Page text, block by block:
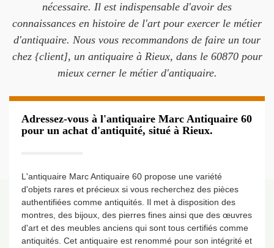
nécessaire. Il est indispensable d'avoir des
connaissances en histoire de l'art pour exercer le métier
d'antiquaire. Nous vous recommandons de faire un tour
chez {client], un antiquaire à Rieux, dans le 60870 pour
mieux cerner le métier d'antiquaire.
Adressez-vous à l'antiquaire Marc Antiquaire 60
pour un achat d'antiquité, situé à Rieux.
L'antiquaire Marc Antiquaire 60 propose une variété
d'objets rares et précieux si vous recherchez des pièces
authentifiées comme antiquités. Il met à disposition des
montres, des bijoux, des pierres fines ainsi que des œuvres
d'art et des meubles anciens qui sont tous certifiés comme
antiquités. Cet antiquaire est renommé pour son intégrité et